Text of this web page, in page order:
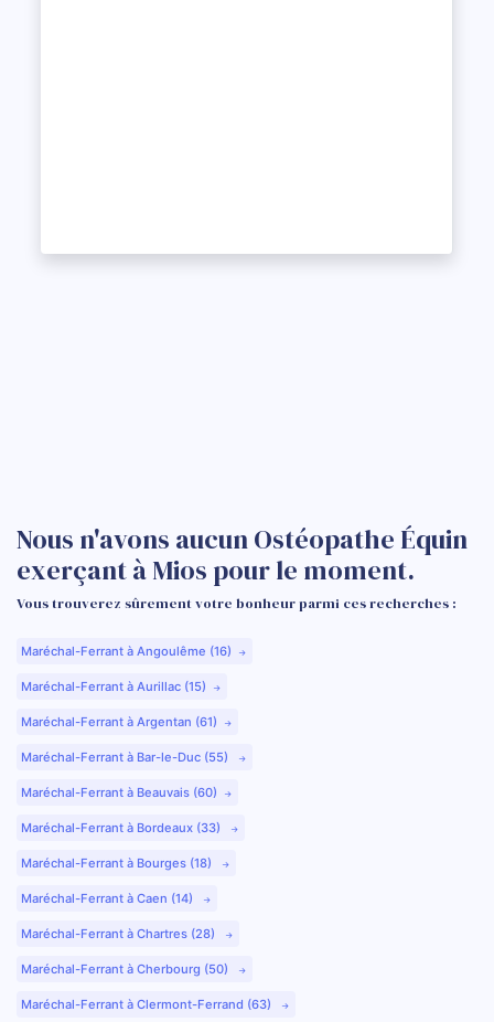
Nous n'avons aucun Ostéopathe Équin
exerçant à Mios pour le moment.
Vous trouverez sûrement votre bonheur parmi ces recherches :
Maréchal-Ferrant à Angoulême (16)
Maréchal-Ferrant à Aurillac (15)
Maréchal-Ferrant à Argentan (61)
Maréchal-Ferrant à Bar-le-Duc (55)
Maréchal-Ferrant à Beauvais (60)
Maréchal-Ferrant à Bordeaux (33)
Maréchal-Ferrant à Bourges (18)
Maréchal-Ferrant à Caen (14)
Maréchal-Ferrant à Chartres (28)
Maréchal-Ferrant à Cherbourg (50)
Maréchal-Ferrant à Clermont-Ferrand (63)